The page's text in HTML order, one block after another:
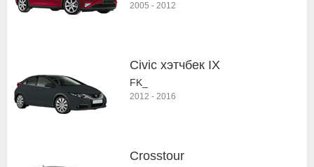
2005 - 2012
Civic хэтчбек IX
FK_
2012 - 2016
Crosstour